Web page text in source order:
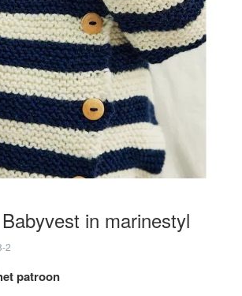
in marinestyl
2
patroon